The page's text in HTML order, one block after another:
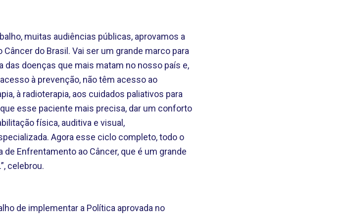
muitas audiências públicas, aprovamos a
do Brasil. Vai ser um grande marco para
das doenças que mais matam no nosso país e,
à prevenção, não têm acesso ao
à radioterapia, aos cuidados paliativos para
esse paciente mais precisa, dar um conforto
física, auditiva e visual,
Agora esse ciclo completo, todo o
Enfrentamento ao Câncer, que é um grande
celebrou.
de implementar a Política aprovada no